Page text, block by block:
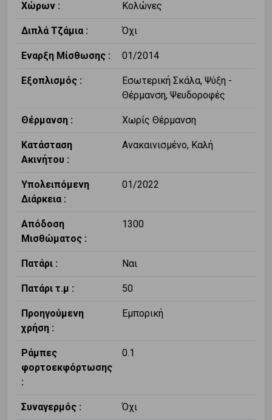
Χώρων :
Κολώνες
Διπλά Τζάμια : Όχι
Εναρξη Μίσθωσης : 01/2014
Εξοπλισμός :
Εσωτερική Σκάλα, Ψύξη -
Θέρμανση, Ψευδοροφές
Θέρμανση : Χωρίς Θέρμανση
Κατάσταση
Ακινήτου :
Ανακαινισμένο, Καλή
Υπολειπόμενη
Διάρκεια :
01/2022
Απόδοση
Μισθώματος :
1300
Πατάρι : Ναι
Πατάρι τ.μ : 50
Προηγούμενη
χρήση :
Εμπορική
Ράμπες
φορτοεκφόρτωσης
:
0.1
Συναγερμός : Όχι